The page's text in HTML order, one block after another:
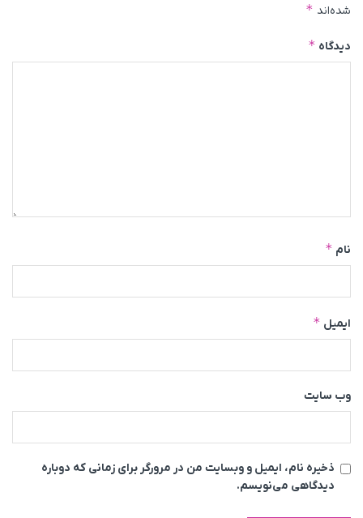
شده‌اند *
دیدگاه *
نام *
ایمیل *
وب‌ سایت
ذخیره نام، ایمیل و وبسایت من در مرورگر برای زمانی که دوباره
دیدگاهی می‌نویسم.